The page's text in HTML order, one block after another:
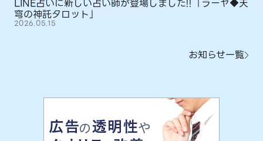
LINE占いに新しい占い師が登場しました!!「ラーヤ◆天
穹の神託タロット」
2026.05.15
お知らせ一覧